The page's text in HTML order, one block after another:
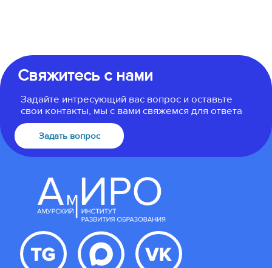
Свяжитесь с нами
Задайте интресующий вас вопрос и оставьте
свои контакты, мы с вами свяжемся для ответа
Задать вопрос